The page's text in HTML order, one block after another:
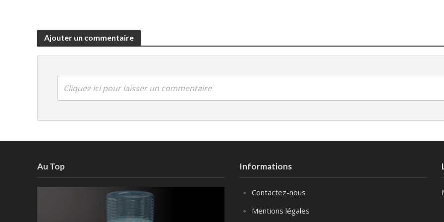
Ajouter un commentaire
Cliquez ici pour laisser un commentaire
Au Top Informations
Contactez-nous
Mentions légales